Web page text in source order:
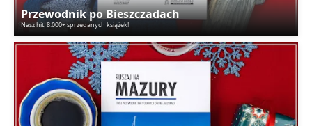
Przewodnik po Bieszczadach
Nasz hit. 8.000+ sprzedanych książek!